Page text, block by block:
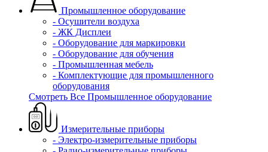
Промышленное оборудование
- Осушители воздуха
- ЖК Дисплеи
- Оборудование для маркировки
- Оборудование для обучения
- Промышленная мебель
- Комплектующие для промышленного
оборудования
Смотреть Все Промышленное оборудование
Измерительные приборы
- Электро-измерительные приборы